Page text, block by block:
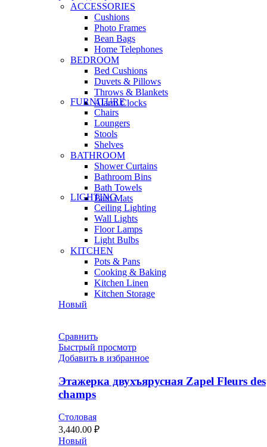
ACCESSORIES
Cushions
Photo Frames
Bean Bags
Home Telephones
BEDROOM
Bed Cushions
Duvets & Pillows
Throws & Blankets
Alarm Clocks
FURNITURE
Chairs
Loungers
Stools
Shelves
BATHROOM
Shower Curtains
Bathroom Bins
Bath Towels
Bath Mats
LIGHTING
Ceiling Lighting
Wall Lights
Floor Lamps
Light Bulbs
KITCHEN
Pots & Pans
Cooking & Baking
Kitchen Linen
Kitchen Storage
Новый
Сравнить
Быстрый просмотр
Добавить в избранное
Этажерка двухъярусная Zapel Fleurs des
champs
Столовая
3,440.00 ₽
Новый